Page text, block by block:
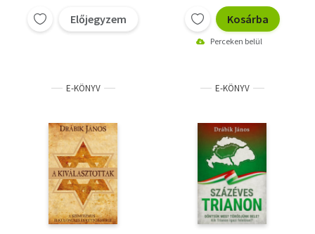
Előjegyzem Kosárba
Perceken belül
E-KÖNYV E-KÖNYV